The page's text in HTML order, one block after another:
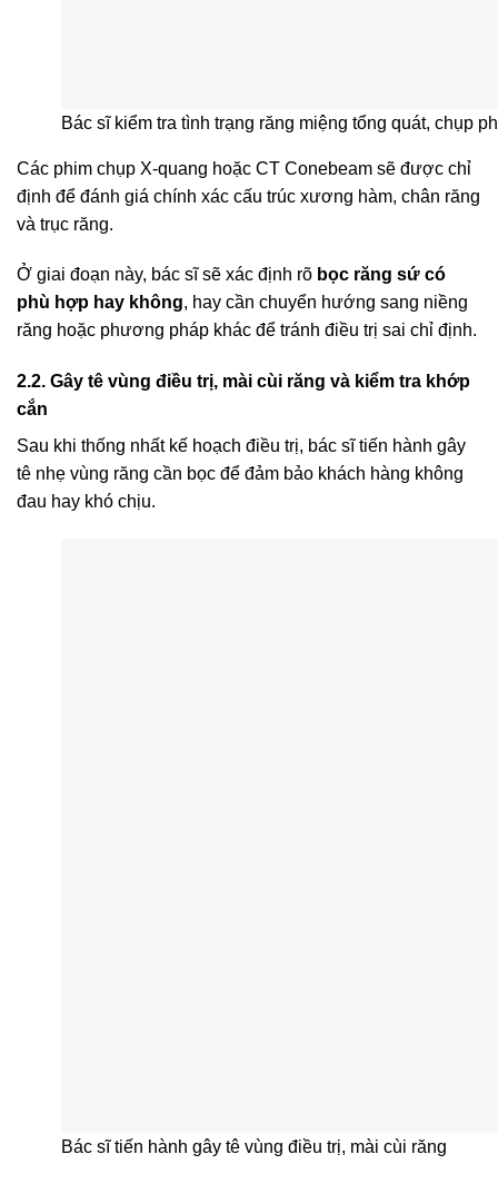
Bác sĩ kiểm tra tình trạng răng miệng tổng quát, chụp
Các phim chụp X-quang hoặc CT Conebeam sẽ được chỉ
định để đánh giá chính xác cấu trúc xương hàm, chân răng
và trục răng.
Ở giai đoạn này, bác sĩ sẽ xác định rõ bọc răng sứ có
phù hợp hay không, hay cần chuyển hướng sang niềng
răng hoặc phương pháp khác để tránh điều trị sai chỉ định.
2.2. Gây tê vùng điều trị, mài cùi răng và kiểm tra khớp
cắn
Sau khi thống nhất kế hoạch điều trị, bác sĩ tiến hành gây
tê nhẹ vùng răng cần bọc để đảm bảo khách hàng không
đau hay khó chịu.
Bác sĩ tiến hành gây tê vùng điều trị, mài cùi răng